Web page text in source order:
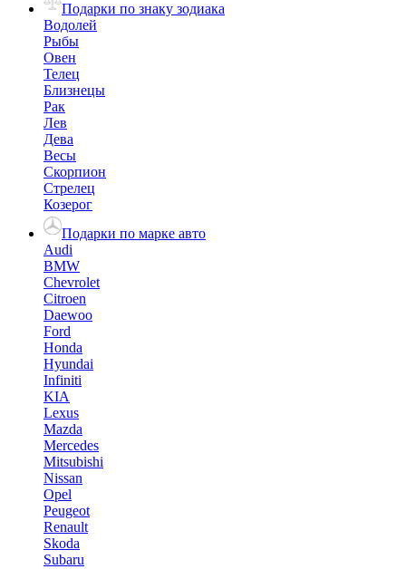
Подарки по знаку зодиака
Водолей
Рыбы
Овен
Телец
Близнецы
Рак
Лев
Дева
Весы
Скорпион
Стрелец
Козерог
Подарки по марке авто
Audi
BMW
Chevrolet
Citroen
Daewoo
Ford
Honda
Hyundai
Infiniti
KIA
Lexus
Mazda
Mercedes
Mitsubishi
Nissan
Opel
Peugeot
Renault
Skoda
Subaru